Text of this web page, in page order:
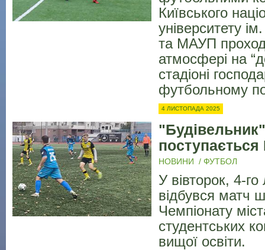
Київського
університету
та МАУП
атмосфері на
стадіоні
футбольному
4 ЛИСТОПАДА 2025
НОВИНИ / ФУТБОЛ
У вівторок, 4-
відбувся матч
Чемпіонату
студентських
вищої освіти.